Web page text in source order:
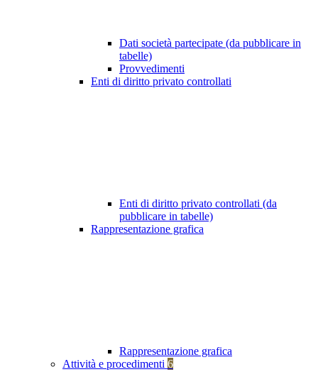
Dati società partecipate (da pubblicare in
tabelle)
Provvedimenti
Enti di diritto privato controllati
Enti di diritto privato controllati (da
pubblicare in tabelle)
Rappresentazione grafica
Rappresentazione grafica
Attività e procedimenti 6